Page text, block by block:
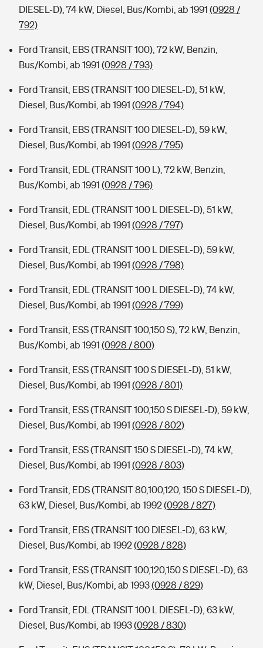
DIESEL-D), 74 kW, Diesel, Bus/Kombi, ab 1991 (0928 /
792)
Ford Transit, EBS (TRANSIT 100), 72 kW, Benzin,
Bus/Kombi, ab 1991 (0928 / 793)
Ford Transit, EBS (TRANSIT 100 DIESEL-D), 51 kW,
Diesel, Bus/Kombi, ab 1991 (0928 / 794)
Ford Transit, EBS (TRANSIT 100 DIESEL-D), 59 kW,
Diesel, Bus/Kombi, ab 1991 (0928 / 795)
Ford Transit, EDL (TRANSIT 100 L), 72 kW, Benzin,
Bus/Kombi, ab 1991 (0928 / 796)
Ford Transit, EDL (TRANSIT 100 L DIESEL-D), 51 kW,
Diesel, Bus/Kombi, ab 1991 (0928 / 797)
Ford Transit, EDL (TRANSIT 100 L DIESEL-D), 59 kW,
Diesel, Bus/Kombi, ab 1991 (0928 / 798)
Ford Transit, EDL (TRANSIT 100 L DIESEL-D), 74 kW,
Diesel, Bus/Kombi, ab 1991 (0928 / 799)
Ford Transit, ESS (TRANSIT 100,150 S), 72 kW, Benzin,
Bus/Kombi, ab 1991 (0928 / 800)
Ford Transit, ESS (TRANSIT 100 S DIESEL-D), 51 kW,
Diesel, Bus/Kombi, ab 1991 (0928 / 801)
Ford Transit, ESS (TRANSIT 100,150 S DIESEL-D), 59 kW,
Diesel, Bus/Kombi, ab 1991 (0928 / 802)
Ford Transit, ESS (TRANSIT 150 S DIESEL-D), 74 kW,
Diesel, Bus/Kombi, ab 1991 (0928 / 803)
Ford Transit, EDS (TRANSIT 80,100,120, 150 S DIESEL-D),
63 kW, Diesel, Bus/Kombi, ab 1992(0928 / 827)
Ford Transit, EBS (TRANSIT 100 DIESEL-D), 63 kW,
Diesel, Bus/Kombi, ab 1992(0928 / 828)
Ford Transit, ESS (TRANSIT 100,120,150 S DIESEL-D), 63
kW, Diesel, Bus/Kombi, ab 1993(0928 / 829)
Ford Transit, EDL (TRANSIT 100 L DIESEL-D), 63 kW,
Diesel, Bus/Kombi, ab 1993(0928 / 830)